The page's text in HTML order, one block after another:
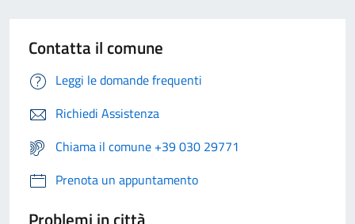
Contatta il comune
Leggi le domande frequenti
Richiedi Assistenza
Chiama il comune +39 030 29771
Prenota un appuntamento